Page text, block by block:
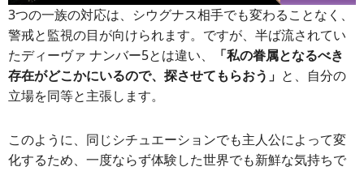
3つの一族の対応は、シウグナス相手でも変わることなく、
警戒と監視の目が向けられます。ですが、半ば流されてい
たディーヴァ ナンバー5とは違い、
「私の眷属となるべき
存在がどこかにいるので、探させてもらおう」 と、自分の
立場を同等と主張します。
このように、同じシチュエーションでも主人公によって変
化するため、一度ならず体験した世界でも新鮮な気持ちで